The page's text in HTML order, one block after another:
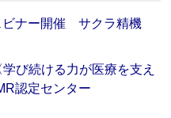
ビナー開催 サクラ精機
び続ける力が医療を支え
認定センター